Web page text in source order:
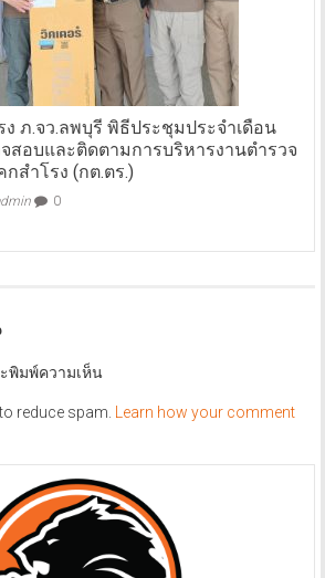
ภ.จว.ลพบุรี พิธีประชุมประจำเดือน
สอบและติดตามการบริหารงานตำรวจ
สำโรง (กต.ตร.)
0
ะพิมพ์ความเห็น
reduce spam.
Learn how your comment